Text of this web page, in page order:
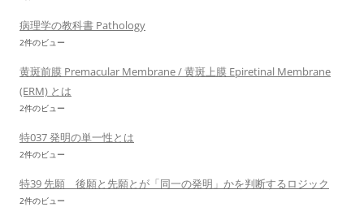
病理学の教科書 Pathology
2件のビュー
黄斑前膜 Premacular Membrane / 黄斑上膜 Epiretinal Membrane
(ERM) とは
2件のビュー
特037 発明の単一性とは
2件のビュー
特39 先願 後願と先願とが「同一の発明」かを判断するロジック
2件のビュー